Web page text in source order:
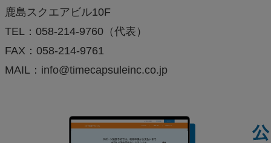
鹿島スクエアビル10F
TEL：058-214-9760（代表）
FAX：058-214-9761
MAIL：info@timecapsuleinc.co.jp